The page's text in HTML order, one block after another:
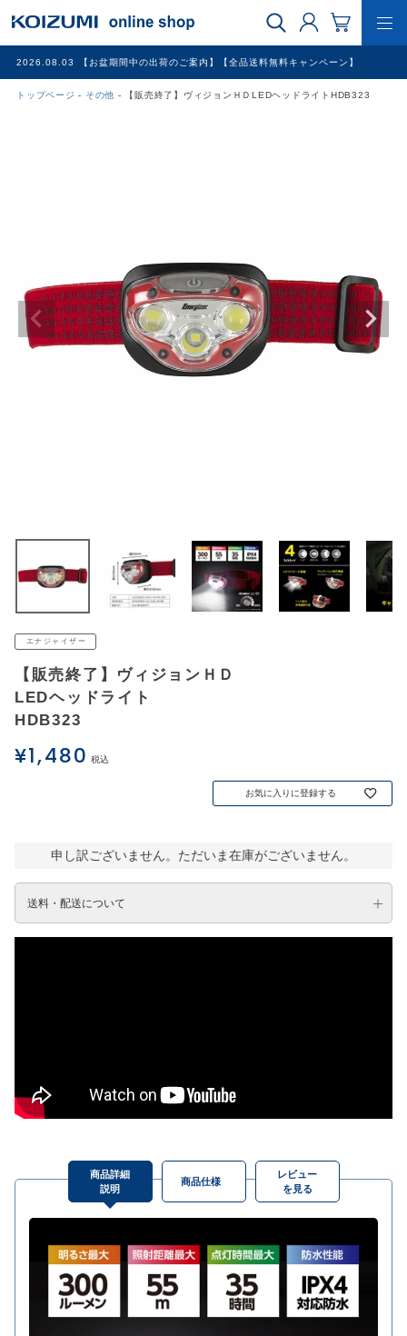
2026.08.03 【お盆期間中の出荷のご案内】【全品送料無料キャンペーン】
トップページ その他 【販売終了】ヴィジョンＨＤLEDヘッドライトHDB323
冷暖房家電
家具
ログイン
お問い合わせ
エナジャイザー
【販売終了】ヴィジョンＨＤ
LEDヘッドライト
HDB323
¥1,480 税込
お気に入りに登録する
申し訳ございません。ただいま在庫がございません。
送料・配送について
商品詳細
説明
商品仕様
レビュー
を見る